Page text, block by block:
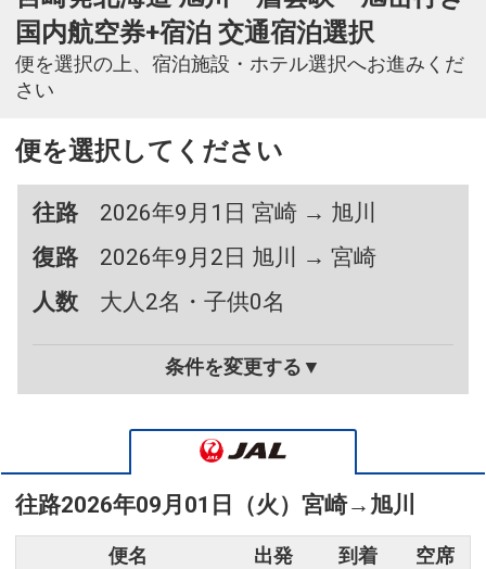
国内航空券+宿泊 交通宿泊選択
便を選択の上、宿泊施設・ホテル選択へお進みくだ
さい
便を選択してください
往路
2026年9月1日 宮崎 → 旭川
復路
2026年9月2日 旭川 → 宮崎
人数
大人2名・子供0名
条件を変更する▼
往路2026年09月01日（火） 宮崎→ 旭川
便名 出発 到着 空席